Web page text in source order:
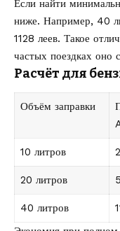
Если найти
ниже. Например, 40
1128 леев. Такое
частых поездках оно
Расчёт для
Объём заправки
10 литров
20 литров
40 литров